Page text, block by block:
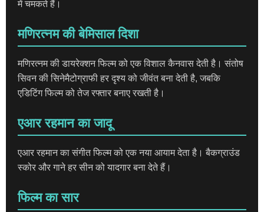
में चमकते हैं।
मणिरत्नम की बेमिसाल दिशा
मणिरत्नम की डायरेक्शन फिल्म को एक विशाल कैनवास देती है। संतोष
सिवन की सिनेमैटोग्राफी हर दृश्य को जीवंत बना देती है, जबकि
एडिटिंग फिल्म को तेज रफ्तार बनाए रखती है।
एआर रहमान का जादू
एआर रहमान का संगीत फिल्म को एक नया आयाम देता है। बैकग्राउंड
स्कोर और गाने हर सीन को यादगार बना देते हैं।
फिल्म का सार